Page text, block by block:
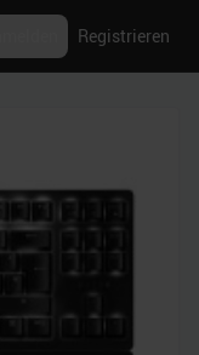
Registrieren